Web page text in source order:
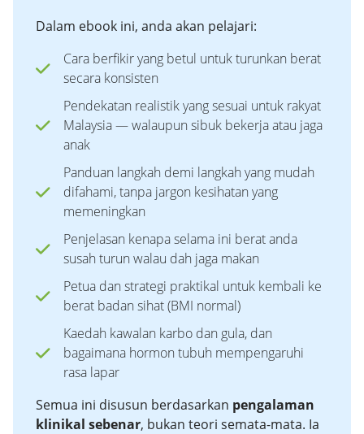
Dalam ebook ini, anda akan pelajari:
Cara berfikir yang betul untuk turunkan berat
secara konsisten
Pendekatan realistik yang sesuai untuk rakyat
Malaysia — walaupun sibuk bekerja atau jaga
anak
Panduan langkah demi langkah yang mudah
difahami, tanpa jargon kesihatan yang
memeningkan
Penjelasan kenapa selama ini berat anda
susah turun walau dah jaga makan
Petua dan strategi praktikal untuk kembali ke
berat badan sihat (BMI normal)
Kaedah kawalan karbo dan gula, dan
bagaimana hormon tubuh mempengaruhi
rasa lapar
Semua ini disusun berdasarkan pengalaman
klinikal sebenar, bukan teori semata-mata. Ia